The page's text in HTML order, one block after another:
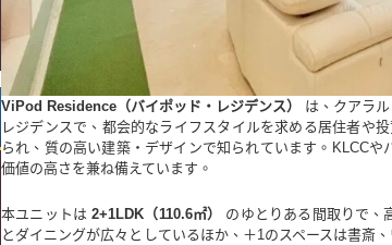
ViPod Residence（バイポッド・レジデンス）
は、クアラ
レジデンスで、都会的なライフスタイルを求める居住者や
られ、質の高い建築・デザインで知られています。KLCC
価値の高さを兼ね備えています。
本ユニットは2+1LDK（110.6㎡）
のゆとりある間取りで、
とダイニングが広々としているほか、＋1のスペースは書斎